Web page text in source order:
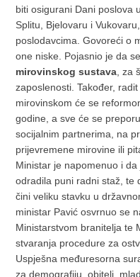
biti osigurani Dani poslova
Splitu, Bjelovaru i
poslodavcima. Govoreći o
one niske. Pojasnio je da
mirovinskog sustava , za
zaposlenosti. Također,
mirovinskom će se
godine, a sve će se
socijalnim partnerima, na
prijevremene mirovine ili
Ministar je napomenuo i
odradila puni radni staž, te
čini veliku stavku u
ministar Pavić osvrnuo se
Ministarstvom branitelja te
stvaranja procedure za
Uspješna međuresorna
za demografiju, obitelj,